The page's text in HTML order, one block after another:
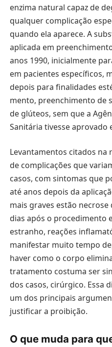
enzima natural capaz de
qualquer complicação
quando ela aparece. A
aplicada em
anos 1990, inicialmente
em pacientes específicos,
depois para finalidades
mento, preenchimento de
de glúteos, sem que a
Sanitária tivesse aprovado
Levantamentos citados na
de complicações que
casos, com sintomas que
até anos depois da
mais graves estão
dias após o procedimento
estranho, reações
manifestar muito tempo
haver como o corpo
tratamento costuma ser
dos casos, cirúrgico. Essa
um dos principais
justificar a proibição.
O que muda para